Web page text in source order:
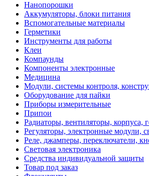
Нанопорошки
Аккумуляторы, блоки питания
Вспомогательные материалы
Герметики
Инструменты для работы
Клеи
Компаунды
Компоненты электронные
Медицина
Модули, системы контроля,
Оборудование для пайки
Приборы измерительные
Припои
Радиаторы, вентиляторы, корпуса,
Регуляторы, электронные модули,
Реле, джамперы, переключатели,
Световая электроника
Средства индивидуальной защиты
Товар под заказ